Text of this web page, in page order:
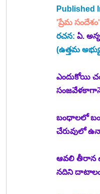
Published
'ప్రేమ సందేశం'
రచన: ఏ.
(ఉత్తమ
ఎందుకోయి
సంజవేళకాగానే
బంధాలలో
చేరువులో
ఆవలి తీరాన
నదిని